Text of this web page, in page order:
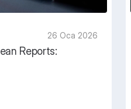
26 Oca 2026
Reports: